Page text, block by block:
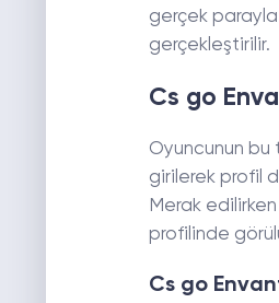
gerçek parayla
gerçekleştirilir.
Cs go
Oyuncunun bu
girilerek profil
Merak
profilinde
Cs go